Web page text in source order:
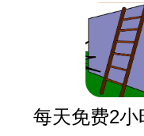
每天免费2小